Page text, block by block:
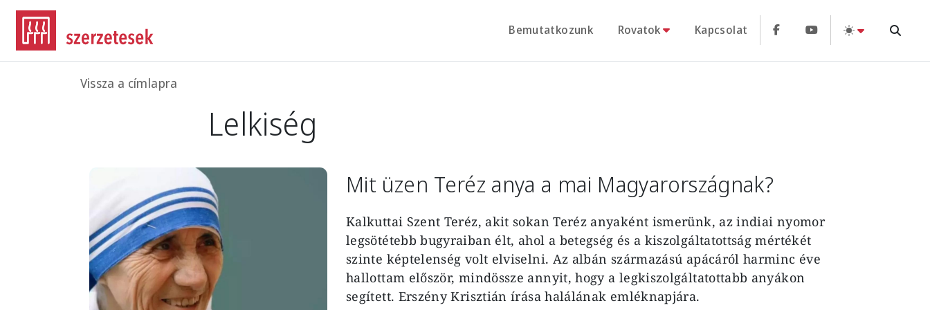
Ugrás a tartalomra
Bemutatkozunk Rovatok Kapcsolat
Morzsa
Vissza a címlapra
Lelkiség
Mit üzen Teréz anya a mai Magyarországnak?
Kalkuttai Szent Teréz, akit sokan Teréz anyaként ismerünk, az indiai nyomor
legsötétebb bugyraiban élt, ahol a betegség és a kiszolgáltatottság mértékét
szinte képtelenség volt elviselni. Az albán származású apácáról harminc éve
hallottam először, mindössze annyit, hogy a legkiszolgáltatottabb anyákon
segített. Erszény Krisztián írása halálának emléknapjára.